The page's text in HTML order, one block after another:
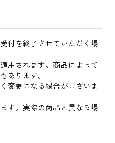
付を終了させていただく場
用されます。商品によって
あります。
変更になる場合がございま
す。実際の商品と異なる場